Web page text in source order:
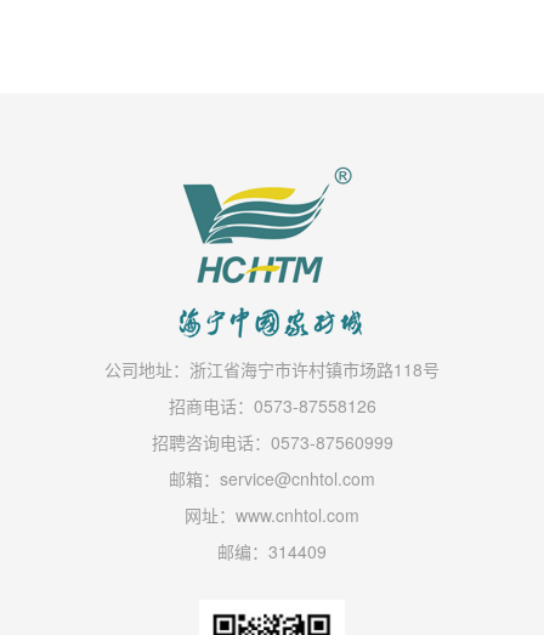
公司地址：浙江省海宁市许村镇市场路118号
招商电话：0573-87558126
招聘咨询电话：0573-87560999
邮箱：service@cnhtol.com
网址：www.cnhtol.com
邮编：314409